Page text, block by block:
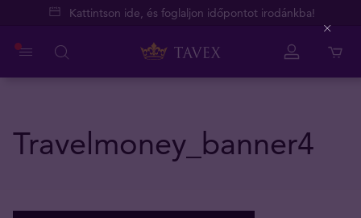
Kattintson ide, és foglaljon időpontot irodánkba!
Travelmoney_banner4
Close